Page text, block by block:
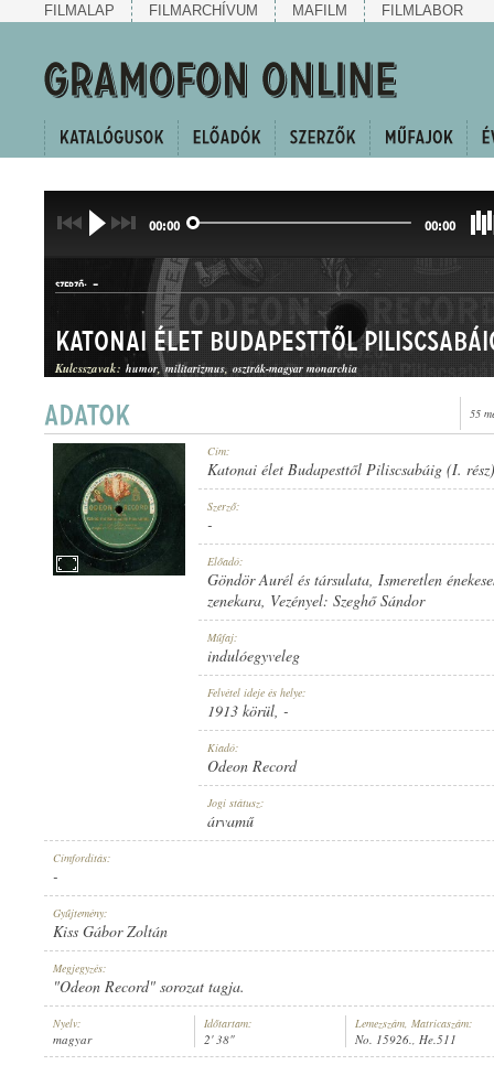
FILMALAP FILMARCHÍVUM MAFILM FILMLABOR
00:00 00:00
SZERZŐ: -
INDULÓEGYVELEG
1913 KÖRÜL
NO. 15926.
Katonai élet Budapesttől
Kulcsszavak: humor militarizmus osztrák-magyar monarchia
55
Cím:
Katonai élet Budapesttől Piliscsabáig (I. rész)
Szerző:
-
Előadó:
Göndör Aurél és társulata, Ismeretlen
zenekara, Vezényel: Szeghő Sándor
Műfaj:
indulóegyveleg
Felvétel ideje és helye:
1913 körül, -
Kiadó:
Odeon Record
Jogi státusz:
árvamű
Címfordítás:
-
Gyűjtemény:
Kiss Gábor Zoltán
Megjegyzés:
"Odeon Record" sorozat tagja.
Nyelv:
magyar
Időtartam:
2' 38"
Lemezszám, Matricaszám:
No. 15926., He.511